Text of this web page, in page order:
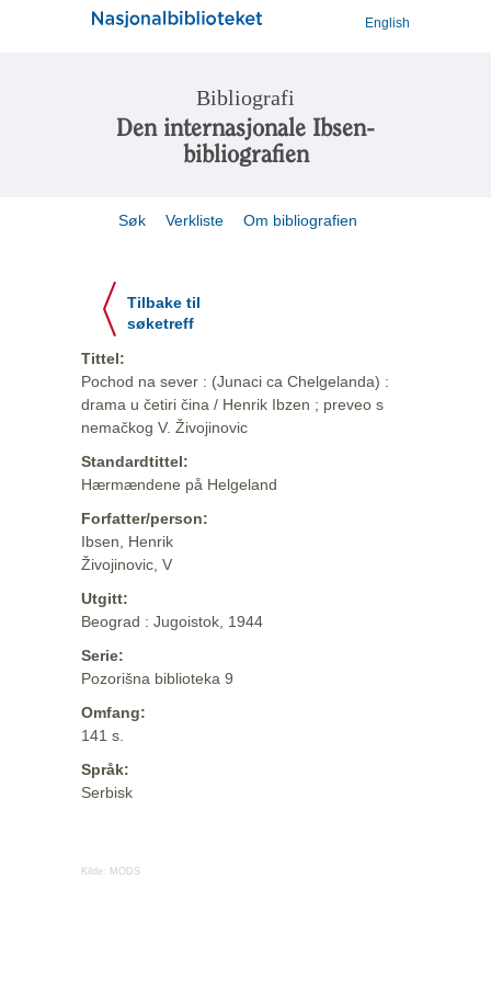
English
Bibliografi
Den internasjonale Ibsen-
bibliografien
Søk Verkliste Om bibliografien
Tilbake til
søketreff
Tittel:
Pochod na sever : (Junaci ca Chelgelanda) :
drama u četiri čina / Henrik Ibzen ; preveo s
nemačkog V. Živojinovic
Standardtittel:
Hærmændene på Helgeland
Forfatter/person:
Ibsen, Henrik
Živojinovic, V
Utgitt:
Beograd : Jugoistok, 1944
Serie:
Pozorišna biblioteka 9
Omfang:
141 s.
Språk:
Serbisk
Kilde: MODS